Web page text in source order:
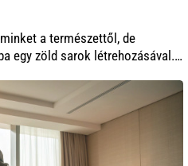
a természettől, de
egy zöld sarok létrehozásával.